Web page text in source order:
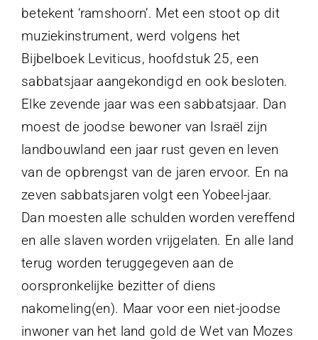
betekent ‘ramshoorn’. Met een stoot op dit
muziekinstrument, werd volgens het
Bijbelboek Leviticus, hoofdstuk 25, een
sabbatsjaar aangekondigd en ook besloten.
Elke zevende jaar was een sabbatsjaar. Dan
moest de joodse bewoner van Israël zijn
landbouwland een jaar rust geven en leven
van de opbrengst van de jaren ervoor. En na
zeven sabbatsjaren volgt een Yobeel-jaar.
Dan moesten alle schulden worden vereffend
en alle slaven worden vrijgelaten. En alle land
terug worden teruggegeven aan de
oorspronkelijke bezitter of diens
nakomeling(en). Maar voor een niet-joodse
inwoner van het land gold de Wet van Mozes